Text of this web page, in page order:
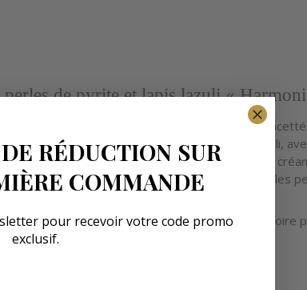
de pyrite et lapis lazuli «
du plaqué or à l’éclat mystérieux des perles
protection et abondance, tandis que le lapis-lazuli,
précision exquise, capte et reflète la lumière,
une harmonie profonde et symbolique avec les
en perles de pyrite et lapis lazuli est l’accessoire
intemporel.
RÉDUCTION SUR
COMMANDE
pour recevoir votre code promo
exclusif.